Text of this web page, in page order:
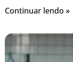
Continuar lendo »